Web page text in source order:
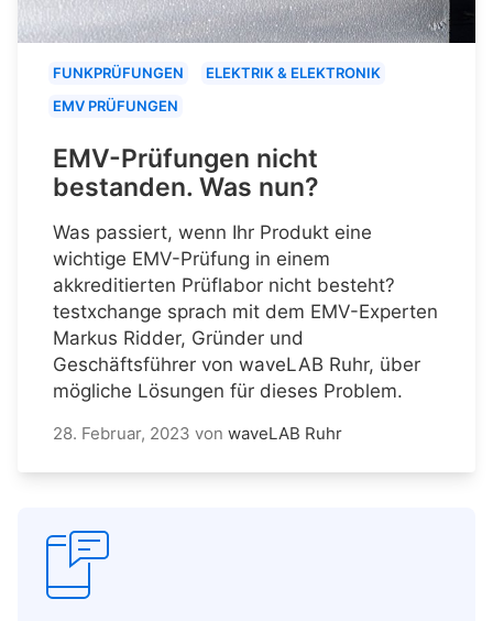
FUNKPRÜFUNGEN
ELEKTRIK & ELEKTRONIK
EMV PRÜFUNGEN
EMV-Prüfungen nicht
bestanden. Was nun?
Was passiert, wenn Ihr Produkt eine
wichtige EMV-Prüfung in einem
akkreditierten Prüflabor nicht besteht?
testxchange sprach mit dem EMV-Experten
Markus Ridder, Gründer und
Geschäftsführer von waveLAB Ruhr, über
mögliche Lösungen für dieses Problem.
28. Februar, 2023 von waveLAB Ruhr